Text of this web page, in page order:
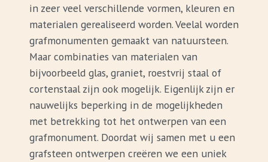
in zeer veel verschillende vormen, kleuren en
materialen gerealiseerd worden. Veelal worden
grafmonumenten gemaakt van natuursteen.
Maar combinaties van materialen van
bijvoorbeeld glas, graniet, roestvrij staal of
cortenstaal zijn ook mogelijk. Eigenlijk zijn er
nauwelijks beperking in de mogelijkheden
met betrekking tot het ontwerpen van een
grafmonument. Doordat wij samen met u een
grafsteen ontwerpen creëren we een uniek